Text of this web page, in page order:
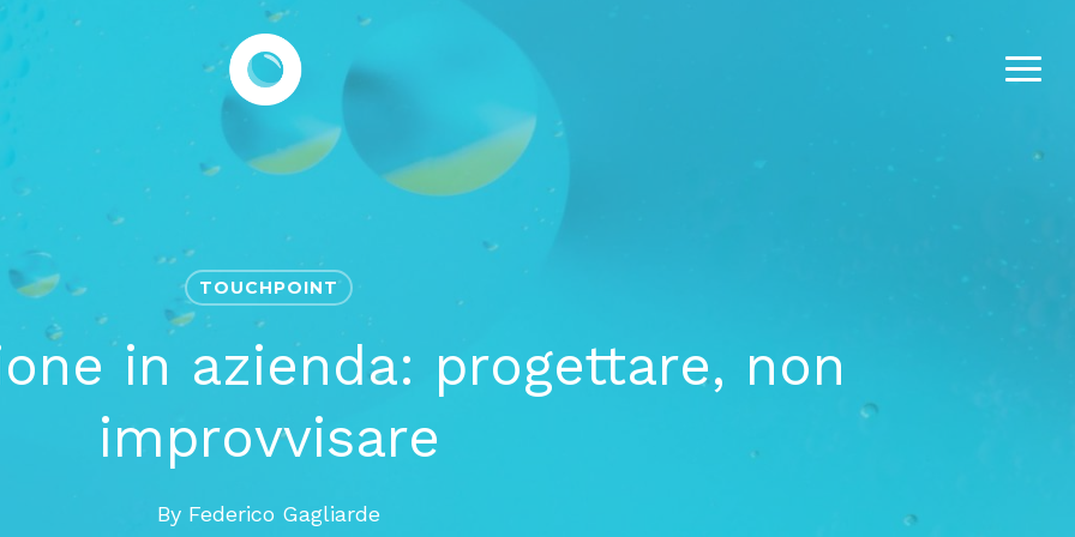
Menu
TOUCHPOINT
in azienda: progettare, non
improvvisare
By Federico Gagliarde